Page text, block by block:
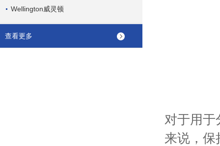
Wellington威灵顿
查看更多
对于用于
来说，保